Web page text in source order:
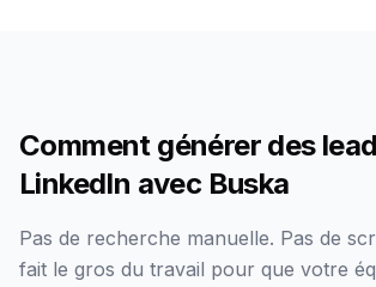
Comment générer des
LinkedIn avec Buska
Pas de recherche manuelle. Pas de
fait le gros du travail pour que votre